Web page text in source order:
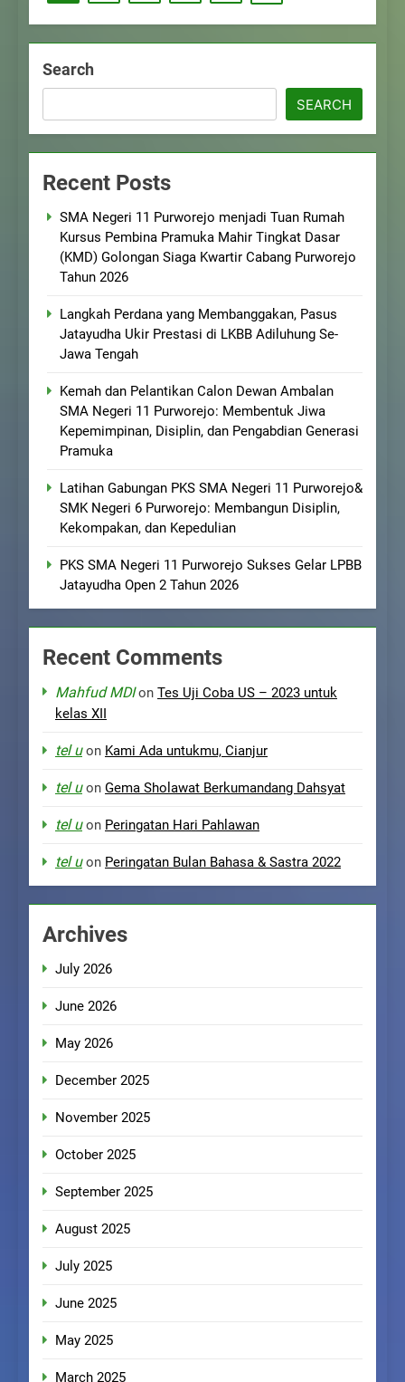
Search
SEARCH
Recent Posts
SMA Negeri 11 Purworejo menjadi Tuan Rumah
Kursus Pembina Pramuka Mahir Tingkat Dasar
(KMD) Golongan Siaga Kwartir Cabang Purworejo
Tahun 2026
Langkah Perdana yang Membanggakan, Pasus
Jatayudha Ukir Prestasi di LKBB Adiluhung Se-
Jawa Tengah
Kemah dan Pelantikan Calon Dewan Ambalan
SMA Negeri 11 Purworejo: Membentuk Jiwa
Kepemimpinan, Disiplin, dan Pengabdian Generasi
Pramuka
Latihan Gabungan PKS SMA Negeri 11 Purworejo&
SMK Negeri 6 Purworejo: Membangun Disiplin,
Kekompakan, dan Kepedulian
PKS SMA Negeri 11 Purworejo Sukses Gelar LPBB
Jatayudha Open 2 Tahun 2026
Recent Comments
Mahfud MDIon Tes Uji Coba US – 2023 untuk
kelas XII
tel uon Kami Ada untukmu, Cianjur
tel uon Gema Sholawat Berkumandang Dahsyat
tel uon Peringatan Hari Pahlawan
tel uon Peringatan Bulan Bahasa & Sastra 2022
Archives
July 2026
June 2026
May 2026
December 2025
November 2025
October 2025
September 2025
August 2025
July 2025
June 2025
May 2025
March 2025